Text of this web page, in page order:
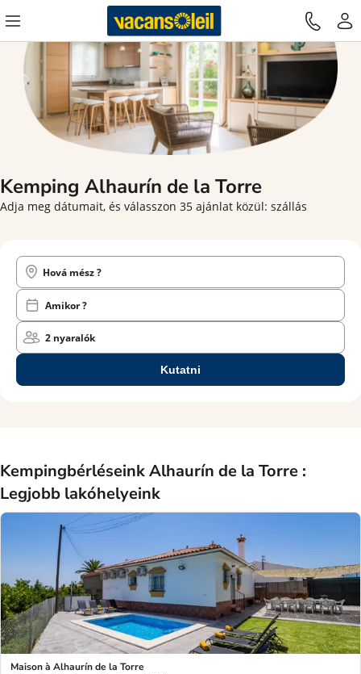
Kemping Alhaurín de la Torre
Adja meg dátumait, és válasszon 35 ajánlat közül: szállás
Hová mész ?
Amikor ?
2 nyaralók
Kutatni
Kempingbérléseink Alhaurín de la Torre :
Legjobb lakóhelyeink
Maison à Alhaurín de la Torre